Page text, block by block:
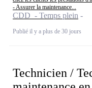
- Assurer la maintenance...
CDD - Temps plein
Publié il y a plus de 30 jours
Technicien /